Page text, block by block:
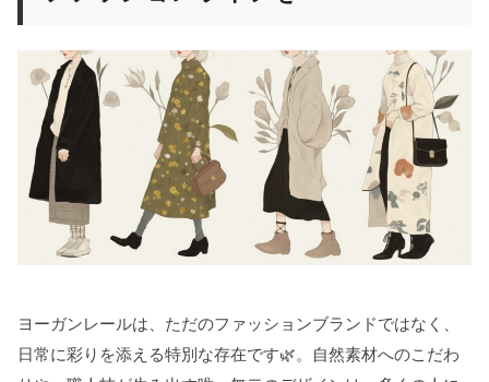
ヨーガンレールは、ただのファッションブランドではなく、
日常に彩りを添える特別な存在です🌿。自然素材へのこだわ